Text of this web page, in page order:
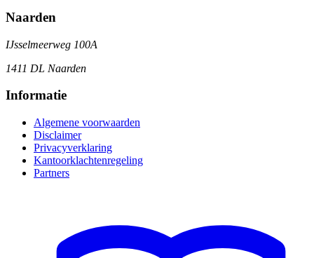
Naarden
IJsselmeerweg 100A
1411 DL Naarden
Informatie
Algemene voorwaarden
Disclaimer
Privacyverklaring
Kantoorklachtenregeling
Partners